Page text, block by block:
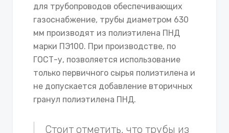
для трубопроводов обеспечивающих
газоснабжение, трубы диаметром 630
мм производят из полиэтилена ПНД
марки ПЭ100. При производстве, по
ГОСТ-у, позволяется использование
только первичного сырья полиэтилена и
не допускается добавление вторичных
гранул полиэтилена ПНД.
Стоит отметить, что трубы из